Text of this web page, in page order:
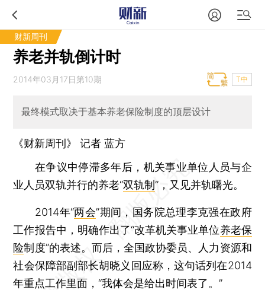
财新周刊
养老并轨倒计时
2014年03月17日第10期 T中
最终模式取决于基本养老保险制度的顶层设计
《财新周刊》 记者蓝方
在争议中停滞多年后，机关事业单位人员与企
业人员双轨并行的养老“双轨制”，又见并轨曙光。
2014年“两会”期间，国务院总理李克强在政府
工作报告中，明确作出了“改革机关事业单位养老保
险制度”的表述。而后，全国政协委员、人力资源和
社会保障部副部长胡晓义回应称，这句话列在2014
年重点工作里面，“我体会是给出时间表了。”